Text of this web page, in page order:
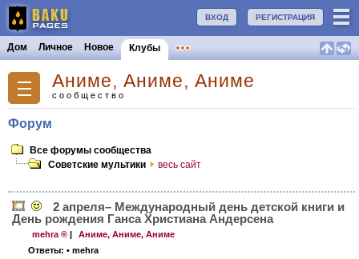
РЕГИСТРАЦИЯ
ВХОД
Дом Личное Новое Клубы
Аниме, Аниме, Аниме
сообщество
Форум
Все форумы сообщества
Советские мультики
весь сайт
2 апреля– Международный день детской книги и
День рождения Ганса Христиана Андерсена
mehra ® |
Аниме, Аниме, Аниме
Ответы: • mehra